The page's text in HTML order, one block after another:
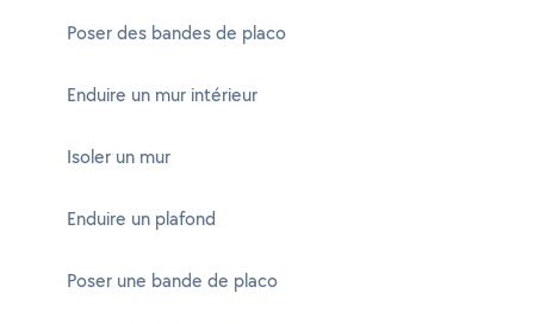
Poser des bandes de placo
Enduire un mur intérieur
Isoler un mur
Enduire un plafond
Poser une bande de placo